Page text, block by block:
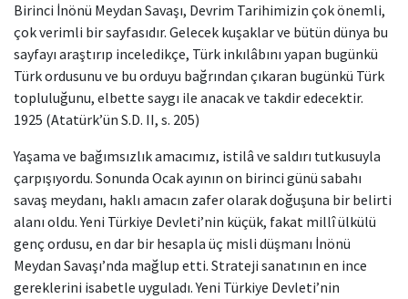
Birinci İnönü Meydan Savaşı, Devrim Tarihimizin çok önemli,
çok verimli bir sayfasıdır. Gelecek kuşaklar ve bütün dünya bu
sayfayı araştırıp inceledikçe, Türk inkılâbını yapan bugünkü
Türk ordusunu ve bu orduyu bağrından çıkaran bugünkü Türk
topluluğunu, elbette saygı ile anacak ve takdir edecektir.
1925 (Atatürk’ün S.D. II, s. 205)
Yaşama ve bağımsızlık amacımız, istilâ ve saldırı tutkusuyla
çarpışıyordu. Sonunda Ocak ayının on birinci günü sabahı
savaş meydanı, haklı amacın zafer olarak doğuşuna bir belirti
alanı oldu. Yeni Türkiye Devleti’nin küçük, fakat millî ülkülü
genç ordusu, en dar bir hesapla üç misli düşmanı İnönü
Meydan Savaşı’nda mağlup etti. Strateji sanatının en ince
gereklerini isabetle uyguladı. Yeni Türkiye Devleti’nin